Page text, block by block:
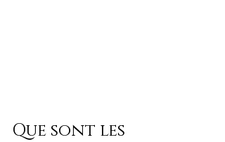
Que sont les